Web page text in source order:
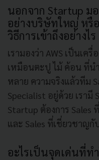
นอกจาก Startup ม
อย่างบริษัทใหญ่ หรื
วิธีการเข้าถึงอย่างไร
เรามองว่า AWS เป็นเค
เหมือนตะปู ไม้ ค้อน ที่น
หลาย ความจริงแล้วทีม
Specialist อยู่ด้วย เรามี
Startup ต้องการ Sales
และ Sales ที่เชี่ยวชาญ
อะไรเป็นจุดเด่นที่ท